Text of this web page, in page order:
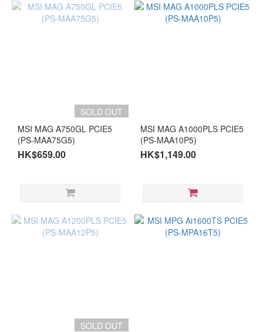
SOLD OUT
MSI MAG A750GL PCIE5
(PS-MAA75G5)
HK$659.00
MSI MAG A1000PLS PCIE5
(PS-MAA10P5)
HK$1,149.00
SOLD OUT